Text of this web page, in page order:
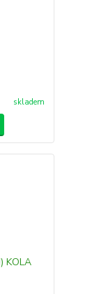
skladem